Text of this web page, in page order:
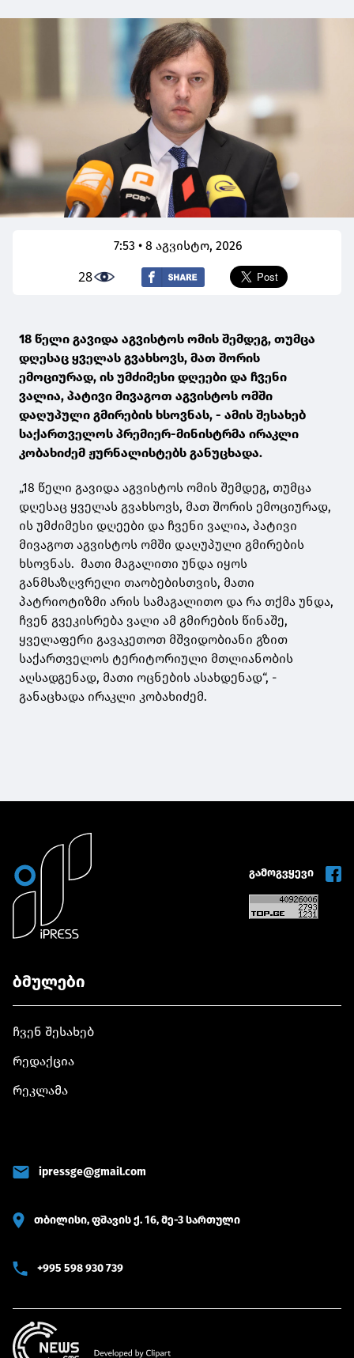
7:53 • 8 აგვისტო, 2026
28
18 წელი გავიდა აგვისტოს ომის შემდეგ, თუმცა
დღესაც ყველას გვახსოვს, მათ შორის
ემოციურად, ის უმძიმესი დღეები და ჩვენი
ვალია, პატივი მივაგოთ აგვისტოს ომში
დაღუპული გმირების ხსოვნას, - ამის შესახებ
საქართველოს პრემიერ-მინისტრმა ირაკლი
კობახიძემ ჟურნალისტებს განუცხადა.
„18 წელი გავიდა აგვისტოს ომის შემდეგ, თუმცა
დღესაც ყველას გვახსოვს, მათ შორის ემოციურად,
ის უმძიმესი დღეები და ჩვენი ვალია, პატივი
მივაგოთ აგვისტოს ომში დაღუპული გმირების
ხსოვნას. მათი მაგალითი უნდა იყოს
განმსაზღვრელი თაობებისთვის, მათი
პატრიოტიზმი არის სამაგალითო და რა თქმა უნდა,
ჩვენ გვეკისრება ვალი ამ გმირების წინაშე,
ყველაფერი გავაკეთოთ მშვიდობიანი გზით
საქართველოს ტერიტორიული მთლიანობის
აღსადგენად, მათი ოცნების ასახდენად“, -
განაცხადა ირაკლი კობახიძემ.
გამოგვყევი
ბმულები
ჩვენ შესახებ
რედაქცია
რეკლამა
ipressge@gmail.com
თბილისი, ფშავის ქ. 16, მე-3 სართული
+995 598 930 739